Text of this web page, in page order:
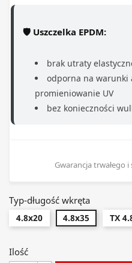
🛡️ Uszczelka EPDM:
brak utraty
odporna na warunki
promieniowanie UV
bez konieczności
Gwarancja trwałego
Typ-długość wkręta
4.8x20 4.8x35 TX
Ilość